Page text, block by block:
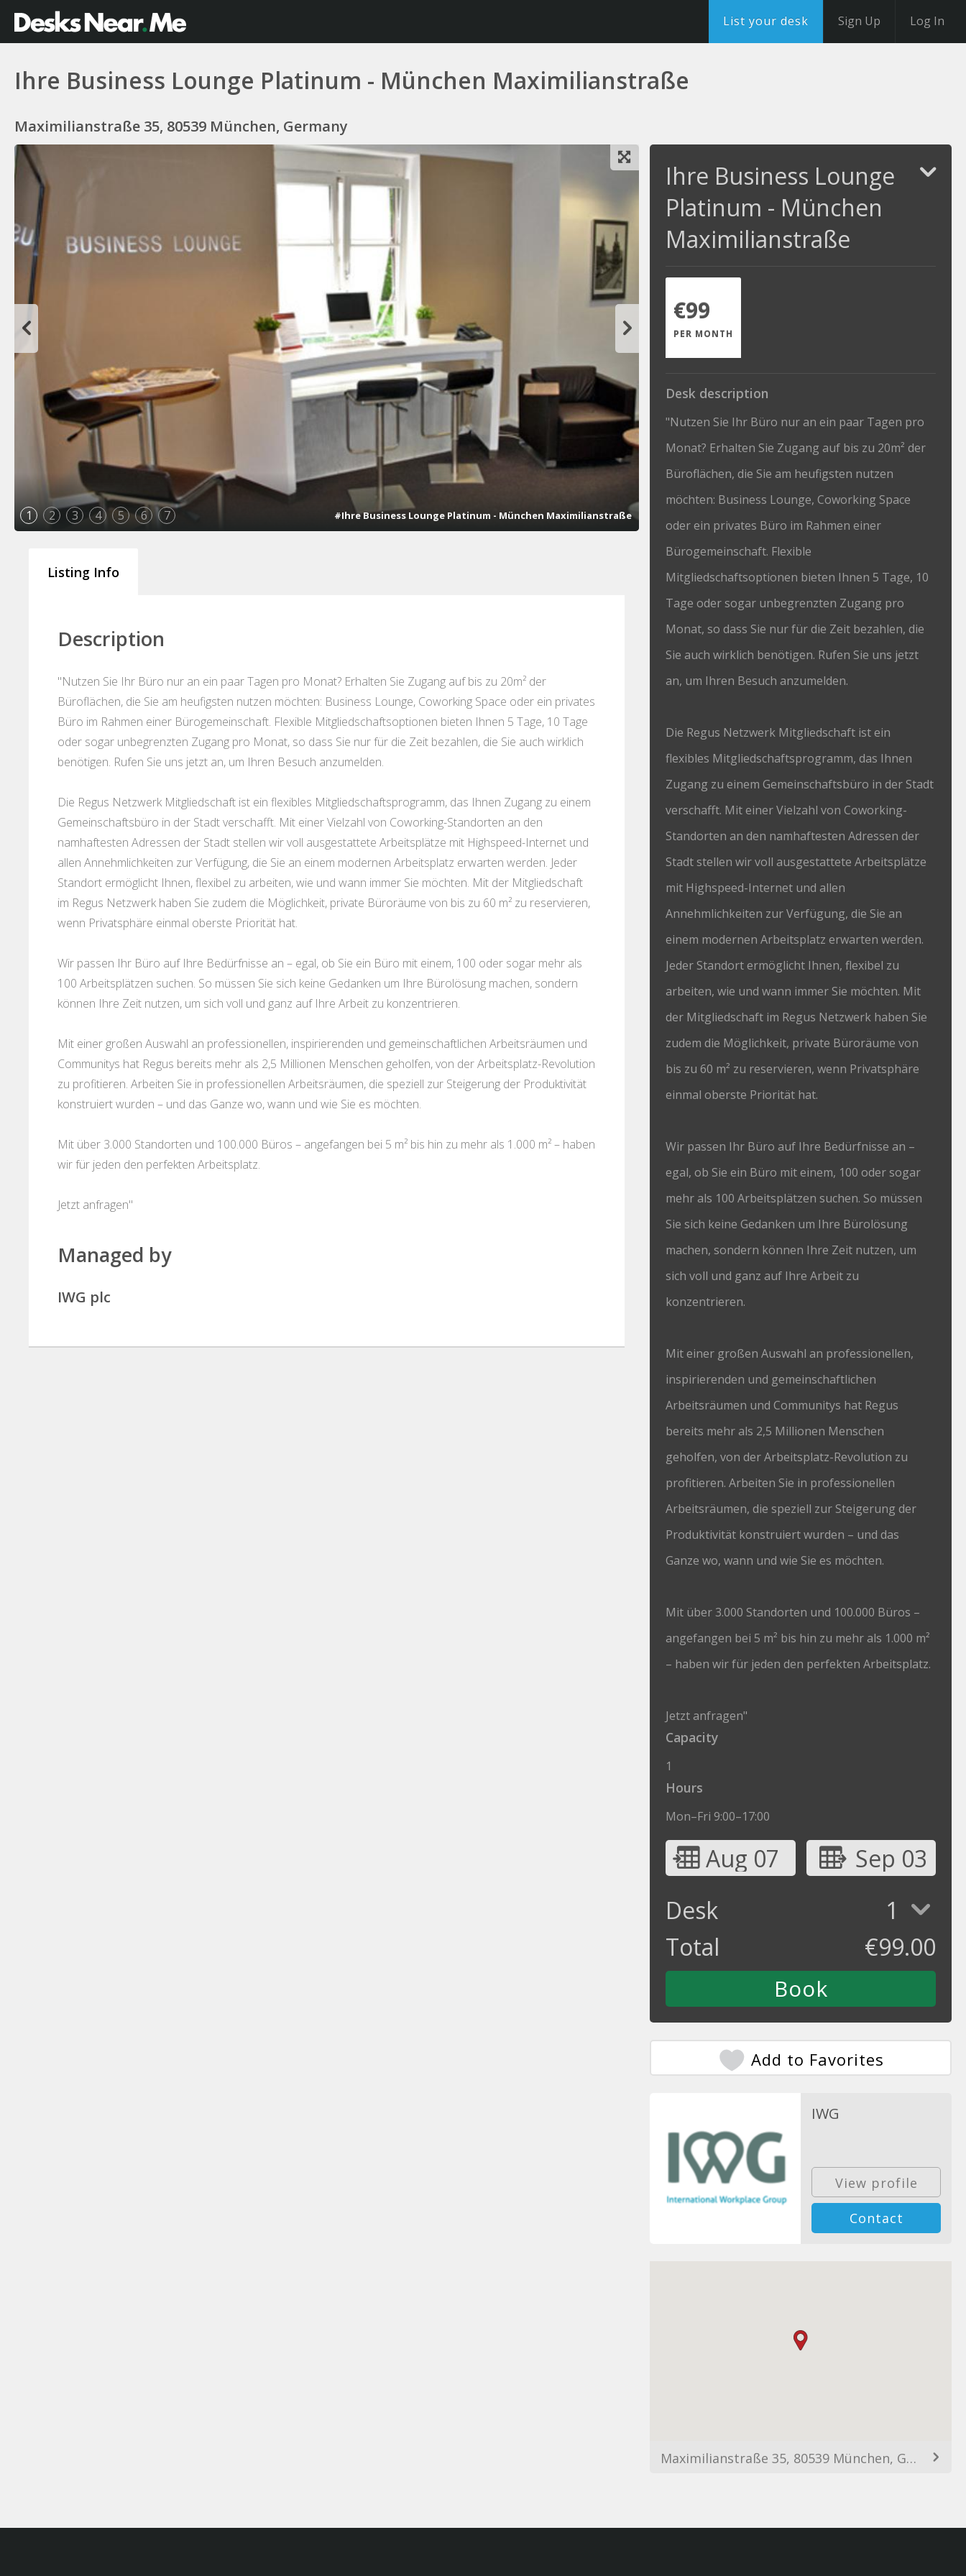
List your desk Sign Up Log In
Ihre Business Lounge Platinum - München Maximilianstraße
Maximilianstraße 35, 80539 München, Germany
1 2 3 4 5 6 7 #Ihre Business Lounge Platinum - München Maximilianstraße
Listing Info
Description
"Nutzen Sie Ihr Büro nur an ein paar Tagen pro Monat? Erhalten Sie Zugang auf bis zu 20m² der
Büroflächen, die Sie am heufigsten nutzen möchten: Business Lounge, Coworking Space oder ein privates
Büro im Rahmen einer Bürogemeinschaft. Flexible Mitgliedschaftsoptionen bieten Ihnen 5 Tage, 10 Tage
oder sogar unbegrenzten Zugang pro Monat, so dass Sie nur für die Zeit bezahlen, die Sie auch wirklich
benötigen. Rufen Sie uns jetzt an, um Ihren Besuch anzumelden.
Die Regus Netzwerk Mitgliedschaft ist ein flexibles Mitgliedschaftsprogramm, das Ihnen Zugang zu einem
Gemeinschaftsbüro in der Stadt verschafft. Mit einer Vielzahl von Coworking-Standorten an den
namhaftesten Adressen der Stadt stellen wir voll ausgestattete Arbeitsplätze mit Highspeed-Internet und
allen Annehmlichkeiten zur Verfügung, die Sie an einem modernen Arbeitsplatz erwarten werden. Jeder
Standort ermöglicht Ihnen, flexibel zu arbeiten, wie und wann immer Sie möchten. Mit der Mitgliedschaft
im Regus Netzwerk haben Sie zudem die Möglichkeit, private Büroräume von bis zu 60 m² zu reservieren,
wenn Privatsphäre einmal oberste Priorität hat.
Wir passen Ihr Büro auf Ihre Bedürfnisse an – egal, ob Sie ein Büro mit einem, 100 oder sogar mehr als
100 Arbeitsplätzen suchen. So müssen Sie sich keine Gedanken um Ihre Bürolösung machen, sondern
können Ihre Zeit nutzen, um sich voll und ganz auf Ihre Arbeit zu konzentrieren.
Mit einer großen Auswahl an professionellen, inspirierenden und gemeinschaftlichen Arbeitsräumen und
Communitys hat Regus bereits mehr als 2,5 Millionen Menschen geholfen, von der Arbeitsplatz-Revolution
zu profitieren. Arbeiten Sie in professionellen Arbeitsräumen, die speziell zur Steigerung der Produktivität
konstruiert wurden – und das Ganze wo, wann und wie Sie es möchten.
Mit über 3.000 Standorten und 100.000 Büros – angefangen bei 5 m² bis hin zu mehr als 1.000 m² – haben
wir für jeden den perfekten Arbeitsplatz.
Jetzt anfragen"
Managed by
IWG plc
Ihre Business Lounge
Platinum - München
Maximilianstraße
€99
PER MONTH
Desk description
"Nutzen Sie Ihr Büro nur an ein paar Tagen pro
Monat? Erhalten Sie Zugang auf bis zu 20m² der
Büroflächen, die Sie am heufigsten nutzen
möchten: Business Lounge, Coworking Space
oder ein privates Büro im Rahmen einer
Bürogemeinschaft. Flexible
Mitgliedschaftsoptionen bieten Ihnen 5 Tage, 10
Tage oder sogar unbegrenzten Zugang pro
Monat, so dass Sie nur für die Zeit bezahlen, die
Sie auch wirklich benötigen. Rufen Sie uns jetzt
an, um Ihren Besuch anzumelden.
Die Regus Netzwerk Mitgliedschaft ist ein
flexibles Mitgliedschaftsprogramm, das Ihnen
Zugang zu einem Gemeinschaftsbüro in der Stadt
verschafft. Mit einer Vielzahl von Coworking-
Standorten an den namhaftesten Adressen der
Stadt stellen wir voll ausgestattete Arbeitsplätze
mit Highspeed-Internet und allen
Annehmlichkeiten zur Verfügung, die Sie an
einem modernen Arbeitsplatz erwarten werden.
Jeder Standort ermöglicht Ihnen, flexibel zu
arbeiten, wie und wann immer Sie möchten. Mit
der Mitgliedschaft im Regus Netzwerk haben Sie
zudem die Möglichkeit, private Büroräume von
bis zu 60 m² zu reservieren, wenn Privatsphäre
einmal oberste Priorität hat.
Wir passen Ihr Büro auf Ihre Bedürfnisse an –
egal, ob Sie ein Büro mit einem, 100 oder sogar
mehr als 100 Arbeitsplätzen suchen. So müssen
Sie sich keine Gedanken um Ihre Bürolösung
machen, sondern können Ihre Zeit nutzen, um
sich voll und ganz auf Ihre Arbeit zu
konzentrieren.
Mit einer großen Auswahl an professionellen,
inspirierenden und gemeinschaftlichen
Arbeitsräumen und Communitys hat Regus
bereits mehr als 2,5 Millionen Menschen
geholfen, von der Arbeitsplatz-Revolution zu
profitieren. Arbeiten Sie in professionellen
Arbeitsräumen, die speziell zur Steigerung der
Produktivität konstruiert wurden – und das
Ganze wo, wann und wie Sie es möchten.
Mit über 3.000 Standorten und 100.000 Büros –
angefangen bei 5 m² bis hin zu mehr als 1.000 m²
– haben wir für jeden den perfekten Arbeitsplatz.
Jetzt anfragen"
Capacity
1
Hours
Mon–Fri 9:00–17:00
Aug 07
Sep 03
Desk
1
Total
€99.00
Add to Favorites
IWG
View profile
Contact
Maximilianstraße 35, 80539 München, Germany